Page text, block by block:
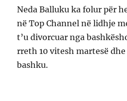
Neda Balluku ka folur për
në Top Channel në lidhje
t’u divorcuar nga
rreth 10 vitesh martesë
bashku.